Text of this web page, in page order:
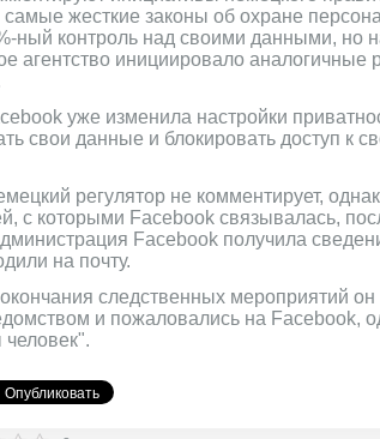
жесткие законы об охране
ный контроль над своими данными, но
агентство инициировало
уже изменила настройки
свои данные и блокировать доступ к
регулятор не комментирует,
с которыми Facebook связывалась,
Facebook получила
на почту.
окончания следственных мероприятий
и пожаловались на Facebook,